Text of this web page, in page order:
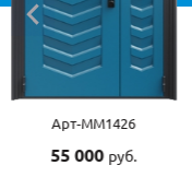
ММ1426
руб.